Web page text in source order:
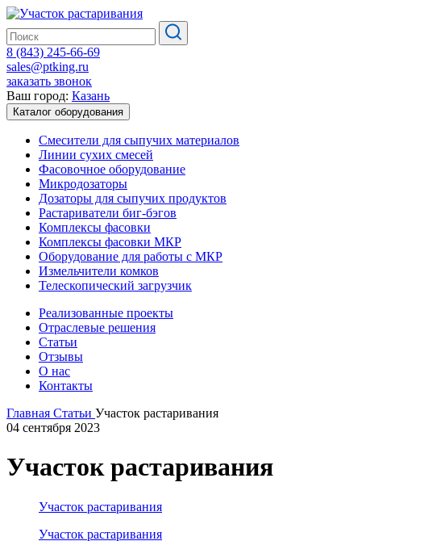
8 (843) 245-66-69
sales@ptking.ru
заказать звонок
Ваш город: Казань
Каталог оборудования
Смесители для сыпучих материалов
Линии сухих смесей
Фасовочное оборудование
Микродозаторы
Дозаторы для сыпучих продуктов
Растариватели биг-бэгов
Комплексы фасовки
Комплексы фасовки МКР
Оборудование для работы с МКР
Измельчители комков
Телескопический загрузчик
Реализованные проекты
Отраслевые решения
Статьи
Отзывы
О нас
Контакты
Главная Статьи Участок растаривания
04 сентября 2023
Участок растаривания